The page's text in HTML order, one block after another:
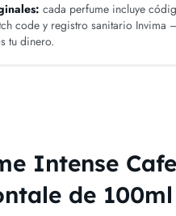
cada perfume incluye
code y registro sanitario Invima
tu dinero.
Intense
de 100ml